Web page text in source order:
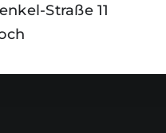
Straße 11